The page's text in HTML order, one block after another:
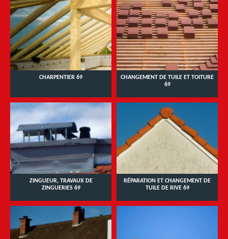
CHARPENTIER 69
CHANGEMENT DE TUILE ET TOITURE
69
ZINGUEUR, TRAVAUX DE
ZINGUERIES 69
RÉPARATION ET CHANGEMENT DE
TUILE DE RIVE 69